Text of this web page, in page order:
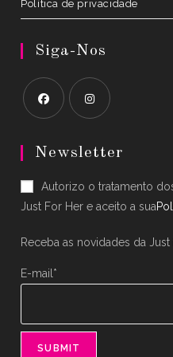
Política de privacidade
Siga-Nos
in
new
tab
in
new
tab
Newsletter
Autorizo o tratamento
Just For Her e aceito a sua
Receba as novidades da Just
E-mail*